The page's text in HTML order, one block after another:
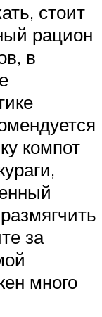
стоит
рацион
в
компот
за
много